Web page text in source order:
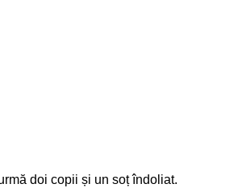
doi copii și un soț îndoliat.